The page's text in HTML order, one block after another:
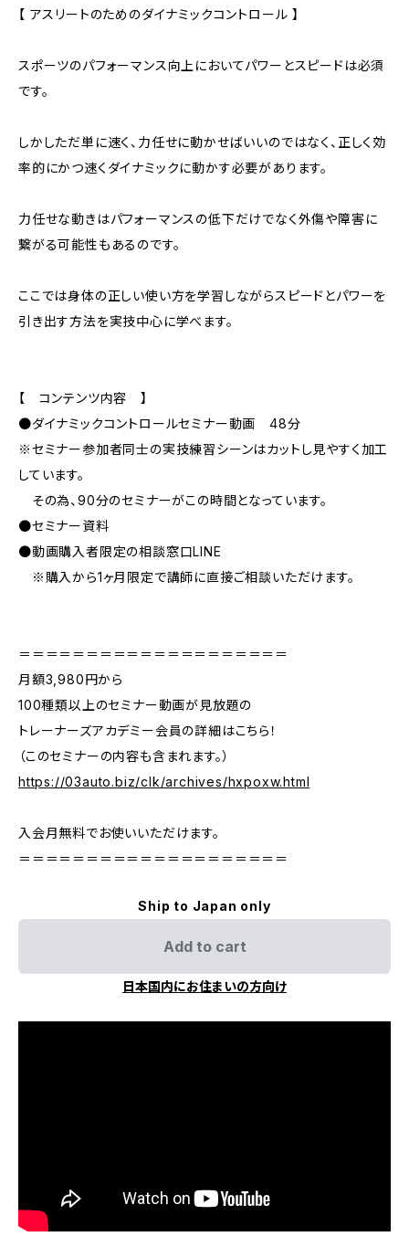
【 アスリートのためのダイナミックコントロール 】
スポーツのパフォーマンス向上においてパワーとスピードは必須
です。
しかしただ単に速く、力任せに動かせばいいのではなく、正しく効
率的にかつ速くダイナミックに動かす必要があります。
力任せな動きはパフォーマンスの低下だけでなく外傷や障害に
繋がる可能性もあるのです。
ここでは身体の正しい使い方を学習しながらスピードとパワーを
引き出す方法を実技中心に学べます。
【 コンテンツ内容 】
●ダイナミックコントロールセミナー動画 48分
※セミナー参加者同士の実技練習シーンはカットし見やすく加工
しています。
その為、90分のセミナーがこの時間となっています。
●セミナー資料
●動画購入者限定の相談窓口LINE
※購入から1ヶ月限定で講師に直接ご相談いただけます。
＝＝＝＝＝＝＝＝＝＝＝＝＝＝＝＝＝＝＝＝
月額3,980円から
100種類以上のセミナー動画が見放題の
トレーナーズアカデミー会員の詳細はこちら！
（このセミナーの内容も含まれます。）
https://03auto.biz/clk/archives/hxpoxw.html
入会月無料でお使いいただけます。
＝＝＝＝＝＝＝＝＝＝＝＝＝＝＝＝＝＝＝＝
Ship to Japan only
Add to cart
日本国内にお住まいの方向け